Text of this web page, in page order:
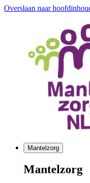
Overslaan naar
Mantelzorg
Mantelzorg